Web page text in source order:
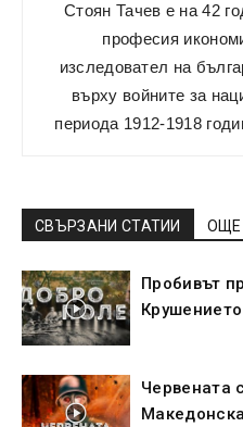
Стоян Тачев е на 42
професия
изследовател на
върху войните за
периода 1912-1918
СВЪРЗАНИ СТАТИИ ОЩЕ
Пробивът
Крушението
Червената